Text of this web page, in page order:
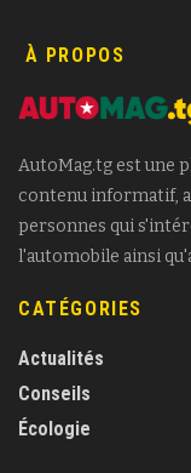
À PROPOS
AutoMag.tg est une
contenu informatif,
personnes qui
l'automobile ainsi
CATÉGORIES
Actualités
Conseils
Écologie